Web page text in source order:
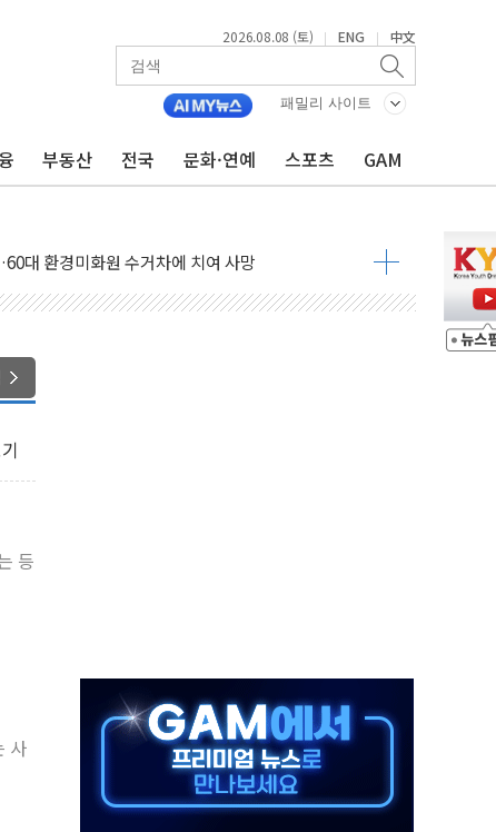
2026.08.08 (토) | ENG | 中文
패밀리 사이트
부동산 전국 문화·연예 스포츠 GAM
(8.10~8.14)
작…공습 한계·탄약 부족 현실화
대 환경미화원 수거차에 치여 사망
기 난동…60대 남성 2명 숨져
모터보트 전복…1명 사망·1명 실종
림의 날 참석..."국제적 시민 연대로 목소리 내야"
흉기 살해 10대 아들 체포
토 지시…與 "적극 환영"·野 "졸속 국정"
의보…10일까지 최대 3.5m 높은 물결
멍' 운영…페르세우스 유성우 관측
간당 50mm 이상 폭우…호우경보 발효
숨져…온열질환 여부 조사
시험 오전 집중 편성…체감온도 38도 넘으면 중단
등
사